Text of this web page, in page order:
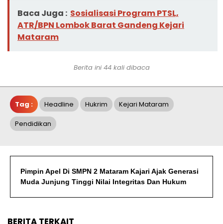
Baca Juga : Sosialisasi Program PTSL,
ATR/BPN Lombok Barat Gandeng Kejari
Mataram
Berita ini 44 kali dibaca
Tag : Headline Hukrim Kejari Mataram
Pendidikan
Pimpin Apel Di SMPN 2 Mataram Kajari Ajak Generasi
Muda Junjung Tinggi Nilai Integritas Dan Hukum